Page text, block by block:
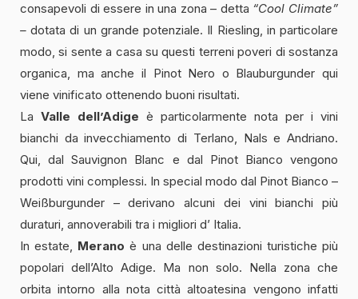
consapevoli di essere in una zona – detta “Cool Climate”
–dotata di un grande potenziale. Il Riesling, in particolare
modo, si sente a casa su questi terreni poveri di sostanza
organica, ma anche il Pinot Nero o Blauburgunder qui
viene vinificato ottenendo buoni risultati.
La Valle dell’Adige è particolarmente nota per i vini
bianchi da invecchiamento di Terlano, Nals e Andriano.
Qui, dal Sauvignon Blanc e dal Pinot Bianco vengono
prodotti vini complessi. In special modo dal Pinot Bianco –
Weißburgunder – derivano alcuni dei vini bianchi più
duraturi, annoverabili tra i migliori d’ Italia.
In estate, Merano è una delle destinazioni turistiche più
popolari dell’Alto Adige. Ma non solo. Nella zona che
orbita intorno alla nota città altoatesina vengono infatti